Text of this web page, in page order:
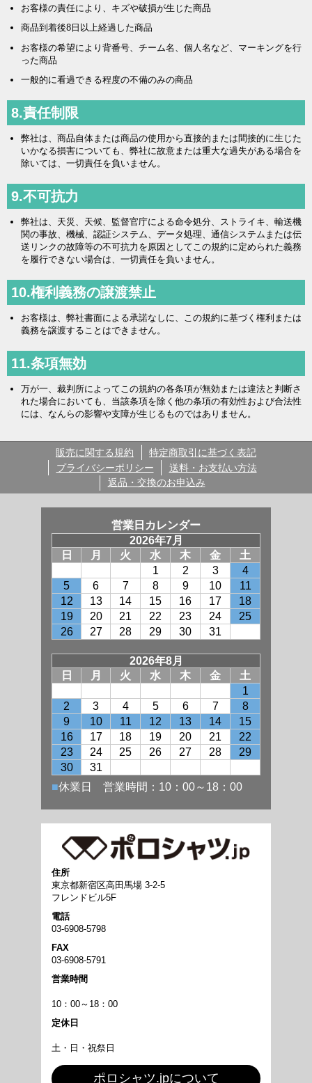
お客様の責任により、キズや破損が生じた商品
商品到着後8日以上経過した商品
お客様の希望により背番号、チーム名、個人名など、マーキングを行
った商品
一般的に看過できる程度の不備のみの商品
8.責任制限
弊社は、商品自体または商品の使用から直接的または間接的に生じた
いかなる損害についても、弊社に故意または重大な過失がある場合を
除いては、一切責任を負いません。
9.不可抗力
弊社は、天災、天候、監督官庁による命令処分、ストライキ、輸送機
関の事故、機械、認証システム、データ処理、通信システムまたは伝
送リンクの故障等の不可抗力を原因としてこの規約に定められた義務
を履行できない場合は、一切責任を負いません。
10.権利義務の譲渡禁止
お客様は、弊社書面による承諾なしに、この規約に基づく権利または
義務を譲渡することはできません。
11.条項無効
万が一、裁判所によってこの規約の各条項が無効または違法と判断さ
れた場合においても、当該条項を除く他の条項の有効性および合法性
には、なんらの影響や支障が生じるものではありません。
販売に関する規約
特定商取引に基づく表記
プライバシーポリシー
送料・お支払い方法
返品・交換のお申込み
営業日カレンダー
住所
東京都新宿区高田馬場 3-2-5
フレンドビル5F
電話
03-6908-5798
FAX
03-6908-5791
営業時間
10：00～18：00
定休日
土・日・祝祭日
ポロシャツ.jpについて